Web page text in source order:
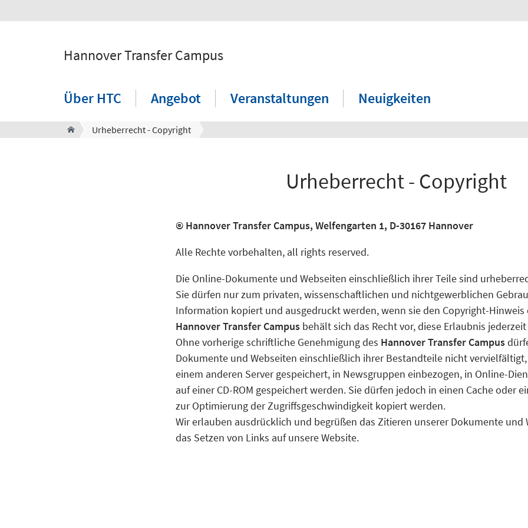
Hannover Transfer Campus
Über HTC Angebot Veranstaltungen Neuigkeiten
Urheberrecht - Copyright
Urheberrecht - Copyright
© Hannover Transfer Campus, Welfengarten 1, D-30167 Hannover
Alle Rechte vorbehalten, all rights reserved.
Die Online-Dokumente und Webseiten einschließlich ihrer Teile sind
Sie dürfen nur zum privaten, wissenschaftlichen und nichtgewerblichen
Information kopiert und ausgedruckt werden, wenn sie den Copyright-Hinweis
Hannover Transfer Campus behält sich das Recht vor, diese Erlaubnis
Ohne vorherige schriftliche Genehmigung des Hannover Transfer Campus
Dokumente und Webseiten einschließlich ihrer Bestandteile nicht
einem anderen Server gespeichert, in Newsgruppen einbezogen, in Online-
auf einer CD-ROM gespeichert werden. Sie dürfen jedoch in einen Cache oder
zur Optimierung der Zugriffsgeschwindigkeit kopiert werden.
Wir erlauben ausdrücklich und begrüßen das Zitieren unserer Dokumente und
das Setzen von Links auf unsere Website.